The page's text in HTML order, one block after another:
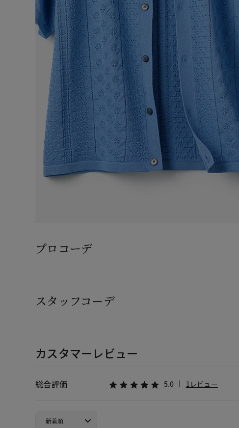
プロコーデ
スタッフコーデ
カスタマーレビュー
総合評価 5.0 1レビュー